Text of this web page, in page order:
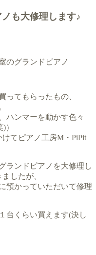
も大修理します♪
のグランドピアノ
ってもらったもの、
ハンマーを動かす色々
）
てピアノ工房M・PiPit
ランドピアノを大修理し
したが、
預かっていただいて修理
台くらい買えます(決し